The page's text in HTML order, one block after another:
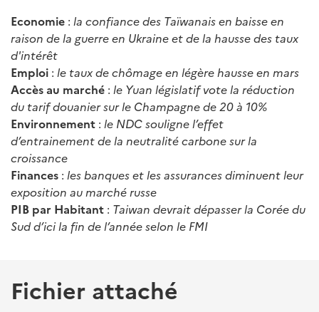
Economie : la confiance des Taïwanais en baisse en
raison de la guerre en Ukraine et de la hausse des taux
d'intérêt
Emploi : le taux de chômage en légère hausse en mars
Accès au marché : le Yuan législatif vote la réduction
du tarif douanier sur le Champagne de 20 à 10%
Environnement : le NDC souligne l’effet
d’entrainement de la neutralité carbone sur la
croissance
Finances : les banques et les assurances diminuent leur
exposition au marché russe
PIB par Habitant : Taiwan devrait dépasser la Corée du
Sud d’ici la fin de l’année selon le FMI
Fichier attaché